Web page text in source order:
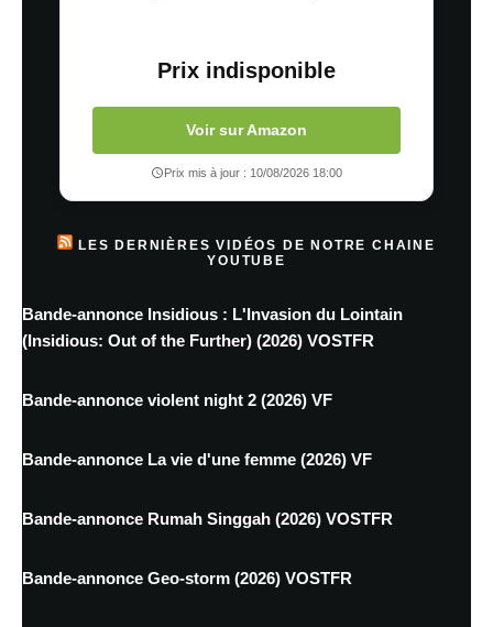
Prix indisponible
Voir sur Amazon
Prix mis à jour : 10/08/2026 18:00
LES DERNIÈRES VIDÉOS DE NOTRE CHAINE
YOUTUBE
Bande-annonce Insidious : L'Invasion du Lointain
(Insidious: Out of the Further) (2026) VOSTFR
Bande-annonce violent night 2 (2026) VF
Bande-annonce La vie d'une femme (2026) VF
Bande-annonce Rumah Singgah (2026) VOSTFR
Bande-annonce Geo-storm (2026) VOSTFR